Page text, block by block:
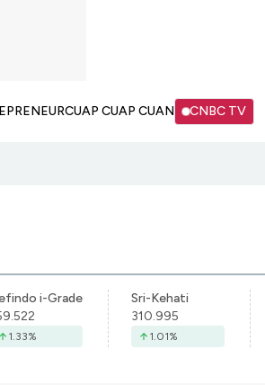
CUAP CUAP CUAN CNBC TV
i-Grade
1.33%
Sri-Kehati
310.995
1.01%